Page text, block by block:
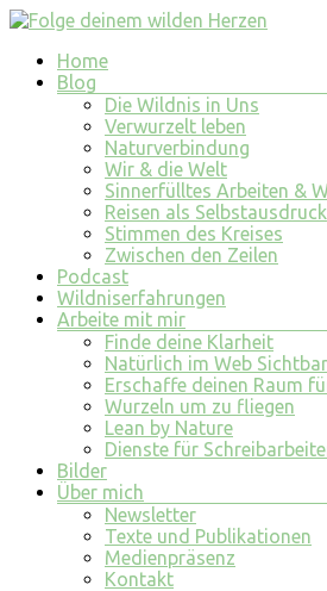
Zum
springen
Folge
deinem
Herzen
Erfüllung
allem
was
Menü
Home
Blog
Die Wildnis in Uns
Verwurzelt leben
Naturverbindung
Wir & die Welt
Sinnerfülltes Arbeiten &
Reisen als Selbstausdruck
Stimmen des Kreises
Zwischen den Zeilen
Podcast
Wildniserfahrungen
Arbeite mit mir
Finde deine Klarheit
Natürlich im Web
Erschaffe deinen Raum
Wurzeln um zu fliegen
Lean by Nature
Dienste für
Bilder
Über mich
Newsletter
Texte und Publikationen
Medienpräsenz
Kontakt